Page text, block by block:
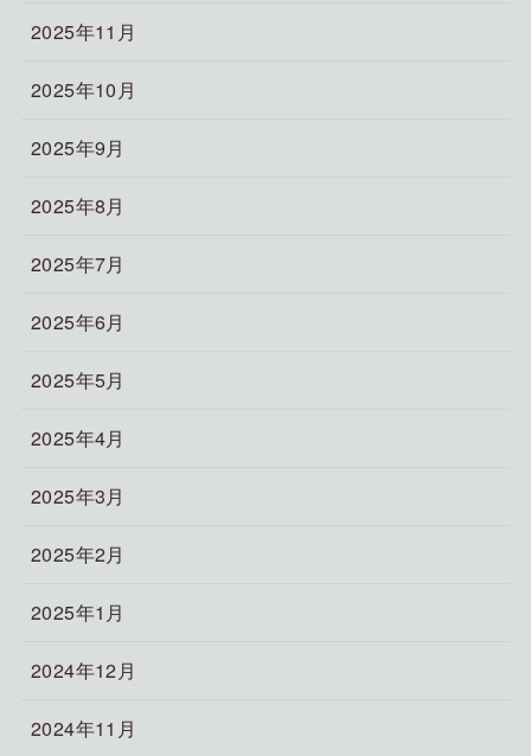
2025年11月
2025年10月
2025年9月
2025年8月
2025年7月
2025年6月
2025年5月
2025年4月
2025年3月
2025年2月
2025年1月
2024年12月
2024年11月